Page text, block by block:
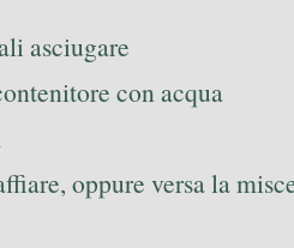
asciugare
con acqua
oppure versa la